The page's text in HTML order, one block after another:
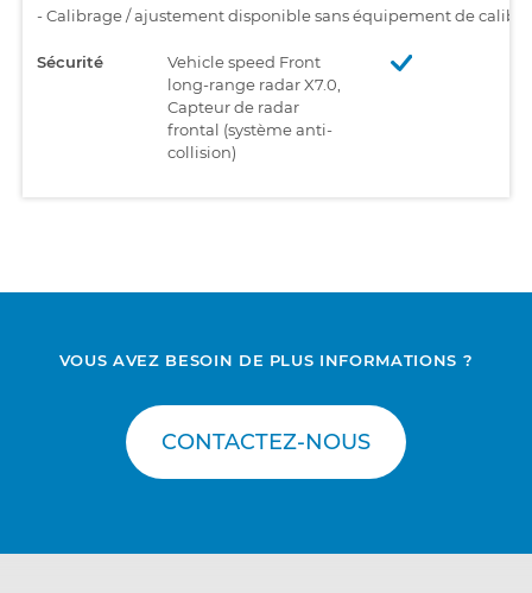
-Calibrage / ajustement disponible sans équipement de
Sécurité
Vehicle speed Front
long-range radar X7.0,
Capteur de radar
frontal (système anti-
collision)
VOUS AVEZ BESOIN DE PLUS INFORMATIONS ?
CONTACTEZ-NOUS